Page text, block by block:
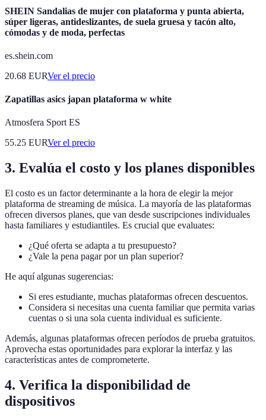
SHEIN Sandalias de mujer con plataforma y punta abierta,
súper ligeras, antideslizantes, de suela gruesa y tacón alto,
cómodas y de moda, perfectas
es.shein.com
20.68 EURVer el precio
Zapatillas asics japan plataforma w white
Atmosfera Sport ES
55.25 EURVer el precio
3. Evalúa el costo y los planes disponibles
El costo es un factor determinante a la hora de elegir la mejor
plataforma de streaming de música. La mayoría de las plataformas
ofrecen diversos planes, que van desde suscripciones individuales
hasta familiares y estudiantiles. Es crucial que evaluates:
¿Qué oferta se adapta a tu presupuesto?
¿Vale la pena pagar por un plan superior?
He aquí algunas sugerencias:
Si eres estudiante, muchas plataformas ofrecen descuentos.
Considera si necesitas una cuenta familiar que permita varias
cuentas o si una sola cuenta individual es suficiente.
Además, algunas plataformas ofrecen períodos de prueba gratuitos.
Aprovecha estas oportunidades para explorar la interfaz y las
características antes de comprometerte.
4. Verifica la disponibilidad de
dispositivos